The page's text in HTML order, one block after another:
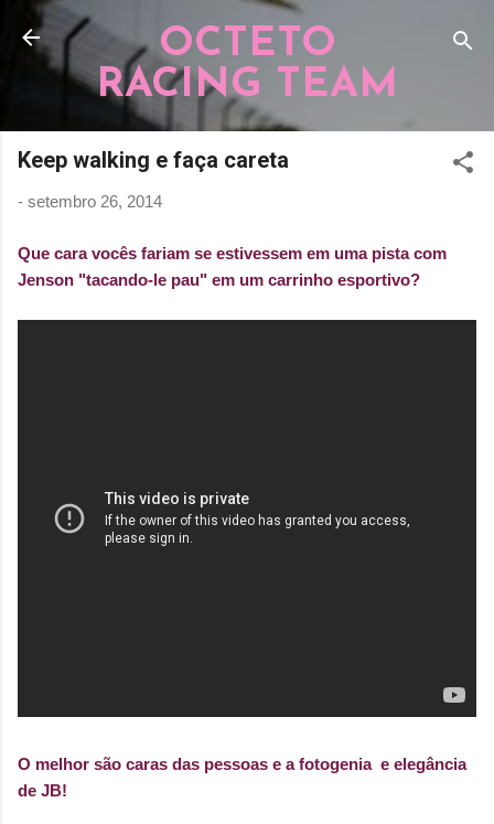
Pular para o conteúdo principal
OCTETO
RACING TEAM
Keep walking e faça careta
- setembro 26, 2014
Que cara vocês fariam se estivessem em uma pista com
Jenson "tacando-le pau" em um carrinho esportivo?
O melhor são caras das pessoas e a fotogenia e elegância
de JB!